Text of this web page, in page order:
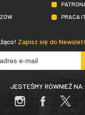
PRACA
Zapisz się do
JESTEŚMY RÓWNIEŻ NA: